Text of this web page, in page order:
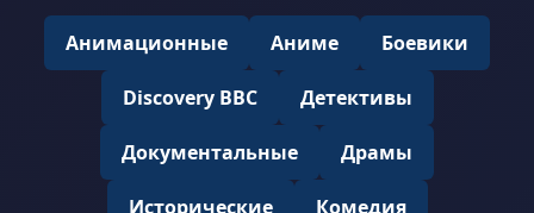
Анимационные Аниме Боевики
Discovery BBC Детективы
Документальные Драмы
Исторические Комедия